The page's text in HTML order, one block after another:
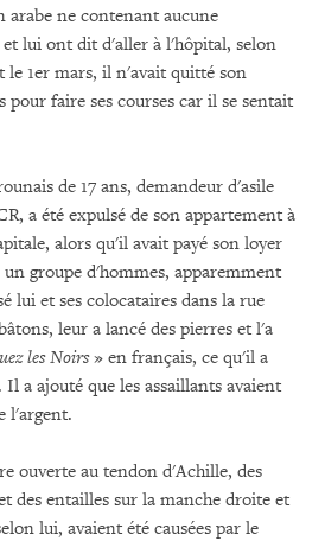
arabe ne contenant aucune
lui ont dit d'aller à l'hôpital, selon
le 1er mars, il n'avait quitté son
faire ses courses car il se sentait
de 17 ans, demandeur d'asile
a été expulsé de son appartement à
alors qu'il avait payé son loyer
groupe d'hommes, apparemment
lui et ses colocataires dans la rue
leur a lancé des pierres et l'a
les Noirs» en français, ce qu'il a
a ajouté que les assaillants avaient
l'argent.
ouverte au tendon d'Achille, des
des entailles sur la manche droite et
lui, avaient été causées par le